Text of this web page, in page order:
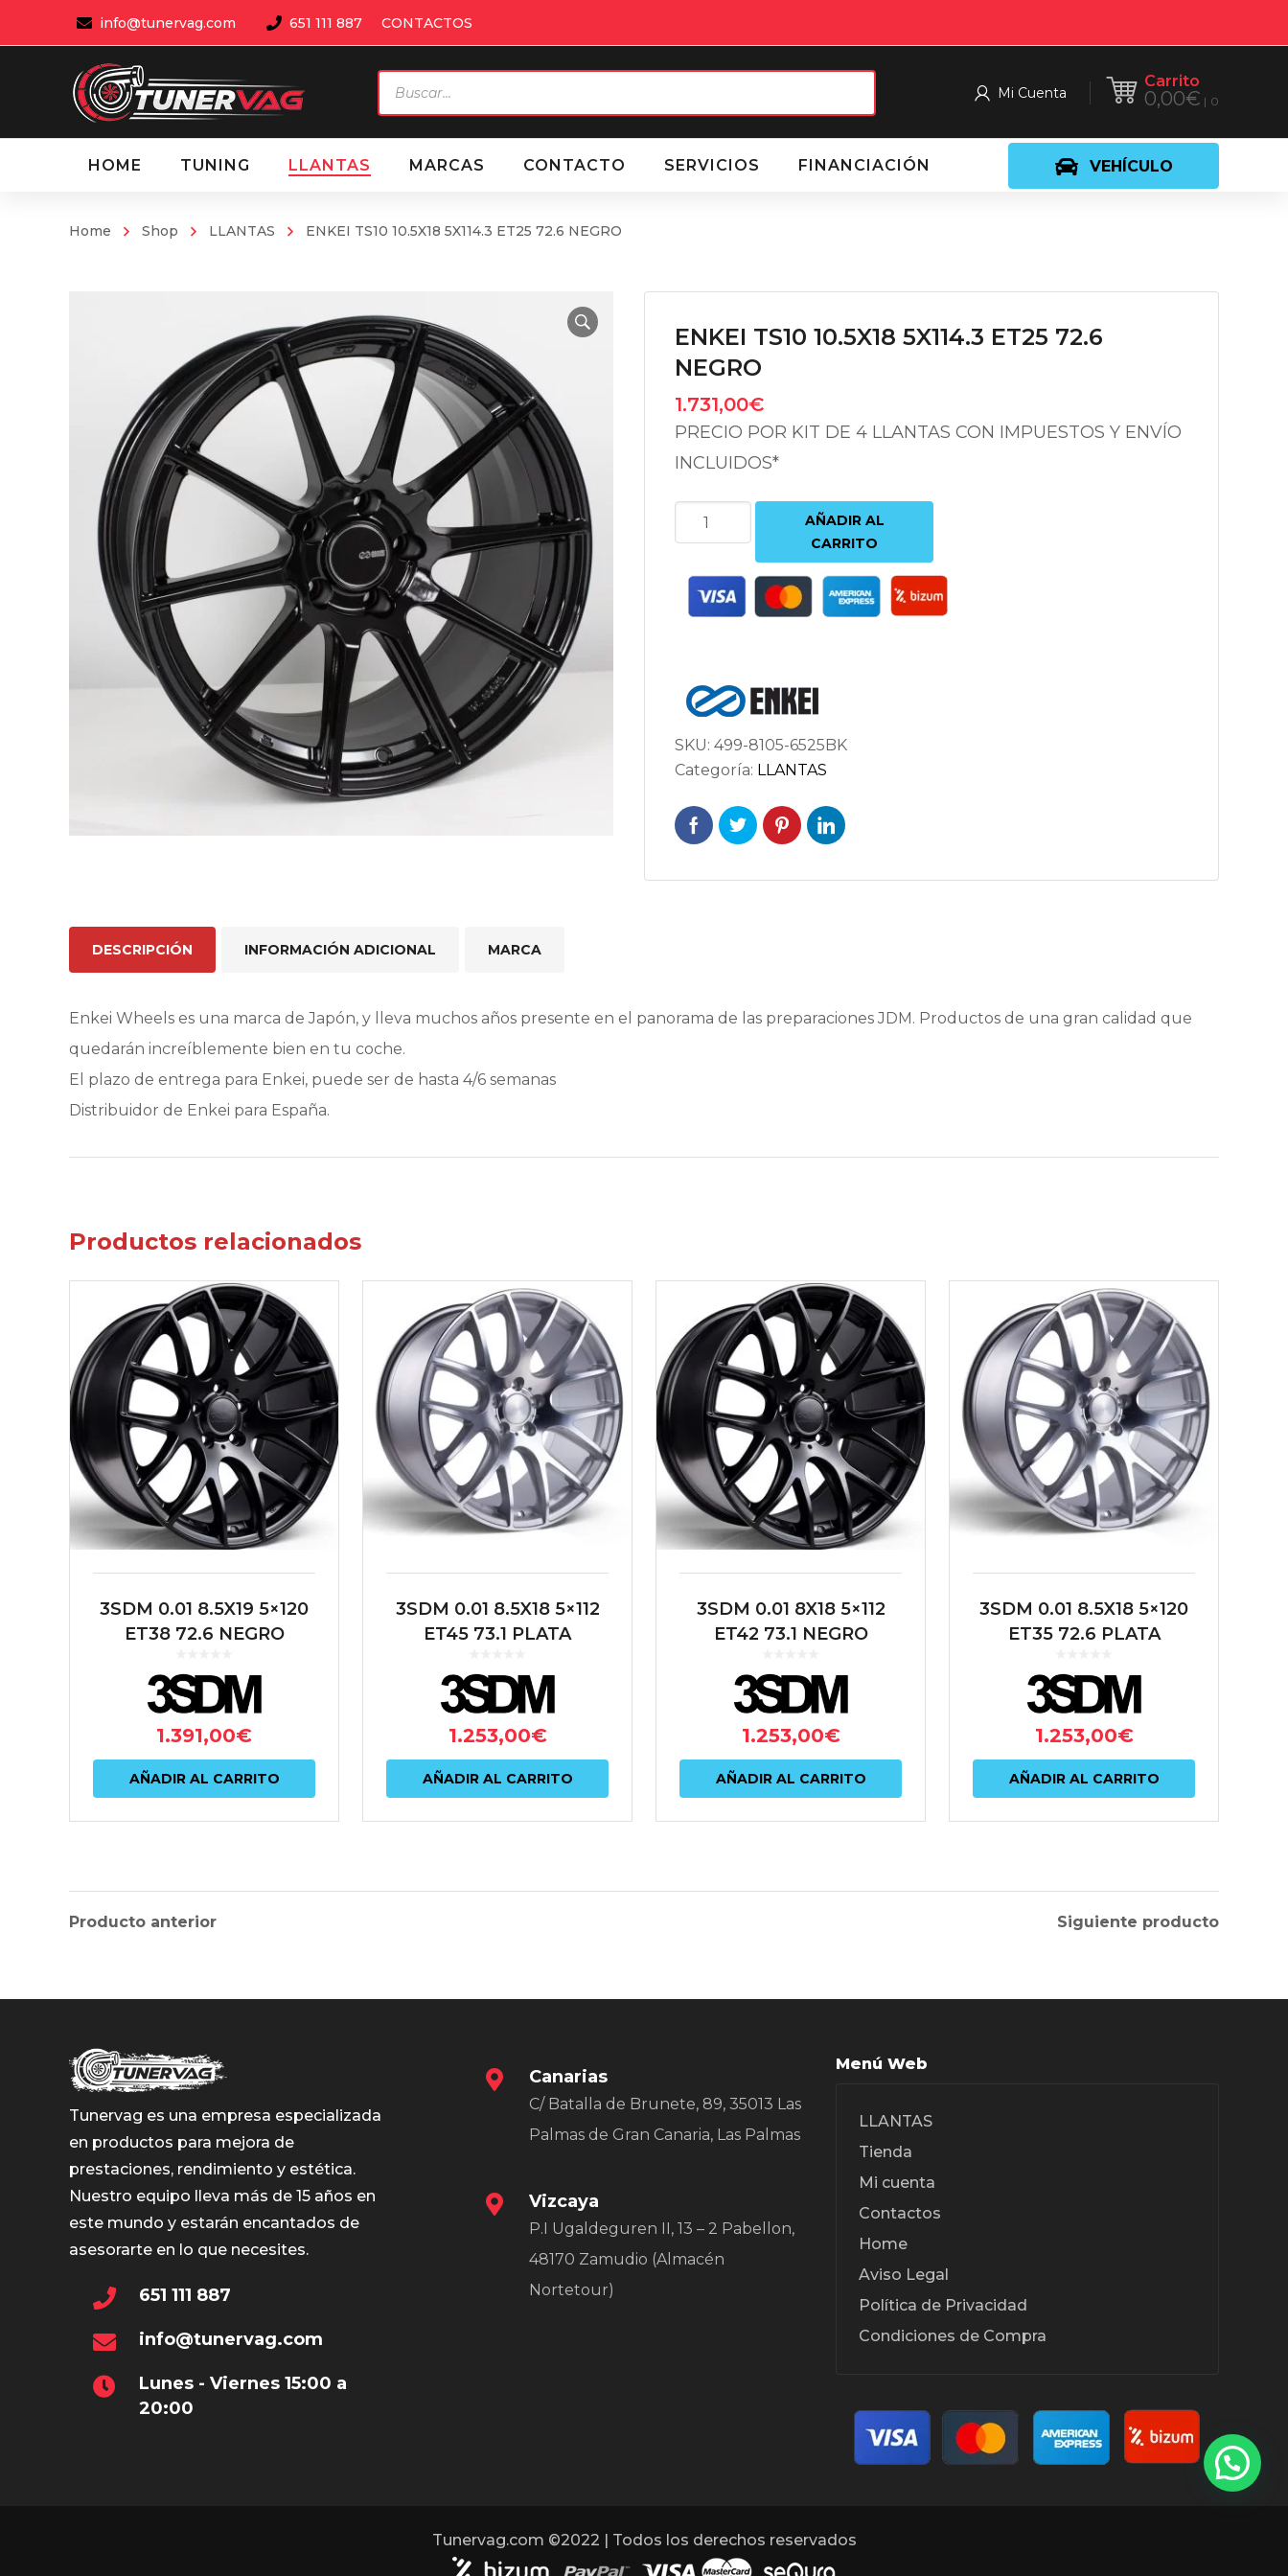
info@tunervag.com 651 111 887 CONTACTOS
Carrito
0,00€ 0
Mi Cuenta
de
productos
VEHÍCULO
HOME TUNING LLANTAS MARCAS CONTACTO SERVICIOS FINANCIACIÓN
Home Shop LLANTAS ENKEI TS10 10.5X18 5X114.3 ET25 72.6 NEGRO
ENKEI TS10 10.5X18 5X114.3 ET25 72.6
NEGRO
1.731,00€
PRECIO POR KIT DE 4 LLANTAS CON IMPUESTOS Y ENVÍO
INCLUIDOS*
ENKEI
TS10
5X114.3
ET25
cantidad
AÑADIR AL
CARRITO
SKU: 499-8105-6525BK
Categoría: LLANTAS
DESCRIPCIÓN INFORMACIÓN ADICIONAL MARCA
Enkei Wheels es una marca de Japón, y lleva muchos años presente en el panorama de las preparaciones JDM. Productos de una gran calidad que
quedarán increíblemente bien en tu coche.
El plazo de entrega para Enkei, puede ser de hasta 4/6 semanas
Distribuidor de Enkei para España.
Productos relacionados
3SDM 0.01 8.5X19 5×120
ET38 72.6 NEGRO
1.391,00€
AÑADIR AL CARRITO
3SDM 0.01 8.5X18 5×112
ET45 73.1 PLATA
1.253,00€
AÑADIR AL CARRITO
3SDM 0.01 8X18 5×112
ET42 73.1 NEGRO
1.253,00€
AÑADIR AL CARRITO
3SDM 0.01 8.5X18 5×120
ET35 72.6 PLATA
1.253,00€
AÑADIR AL CARRITO
Producto anterior Siguiente producto
Tunervag es una empresa especializada
en productos para mejora de
prestaciones, rendimiento y estética.
Nuestro equipo lleva más de 15 años en
este mundo y estarán encantados de
asesorarte en lo que necesites.
651 111 887
info@tunervag.com
Lunes - Viernes 15:00 a
20:00
Canarias
C/ Batalla de Brunete, 89, 35013 Las
Palmas de Gran Canaria, Las Palmas
Vizcaya
P.I Ugaldeguren II, 13 – 2 Pabellon,
48170 Zamudio (Almacén
Nortetour)
Menú Web
LLANTAS
Tienda
Mi cuenta
Contactos
Home
Aviso Legal
Política de Privacidad
Condiciones de Compra
Tunervag.com ©2022 | Todos los derechos reservados